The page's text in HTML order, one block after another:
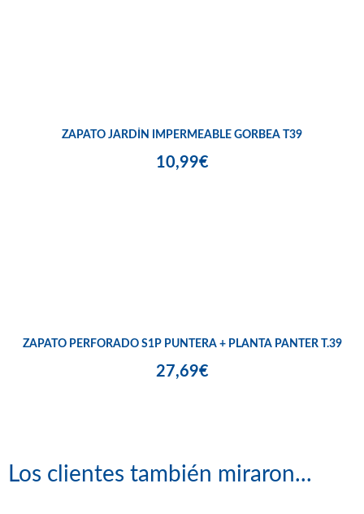
ZAPATO JARDÍN IMPERMEABLE GORBEA T39
10,99€
ZAPATO PERFORADO S1P PUNTERA + PLANTA PANTER T.39
27,69€
Los clientes también miraron...